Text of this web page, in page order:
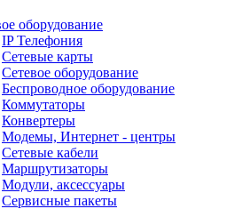
оборудование
IP Телефония
Сетевые карты
Сетевое оборудование
Беспроводное оборудование
Коммутаторы
Конвертеры
Модемы, Интернет - центры
Сетевые кабели
Маршрутизаторы
Модули, аксессуары
Сервисные пакеты